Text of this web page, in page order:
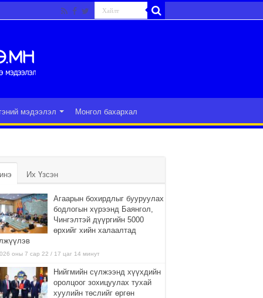
мэдээлэл Монгол бахархал
Их Үзсэн
Агаарын бохирдлыг бууруулах
бодлогын хүрээнд Баянгол,
Чингэлтэй дүүргийн 5000
өрхийг хийн халаалтад
оны 7 сар 22 / 17 цаг 14 минут
Нийгмийн сүлжээнд хүүхдийн
оролцоог зохицуулах тухай
хуулийн төслийг өргөн